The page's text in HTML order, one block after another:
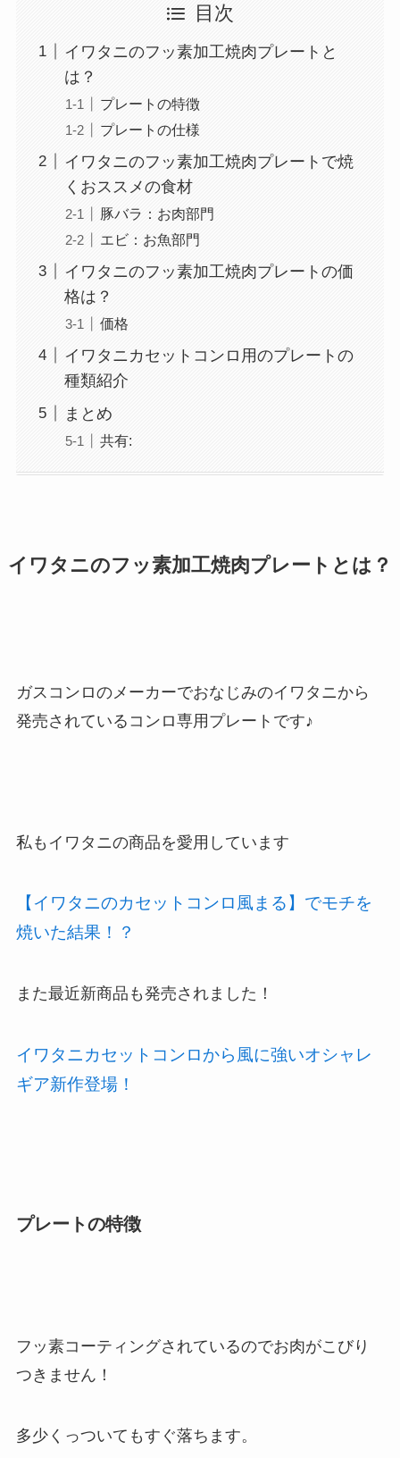
目次
イワタニのフッ素加工焼肉プレートと
は？
プレートの特徴
プレートの仕様
イワタニのフッ素加工焼肉プレートで焼
くおススメの食材
豚バラ：お肉部門
エビ：お魚部門
イワタニのフッ素加工焼肉プレートの価
格は？
価格
イワタニカセットコンロ用のプレートの
種類紹介
まとめ
共有:
イワタニのフッ素加工焼肉プレートとは？
ガスコンロのメーカーでおなじみのイワタニから
発売されているコンロ専用プレートです♪
私もイワタニの商品を愛用しています
【イワタニのカセットコンロ風まる】でモチを
焼いた結果！？
また最近新商品も発売されました！
イワタニカセットコンロから風に強いオシャレ
ギア新作登場！
プレートの特徴
フッ素コーティングされているのでお肉がこびり
つきません！
多少くっついてもすぐ落ちます。